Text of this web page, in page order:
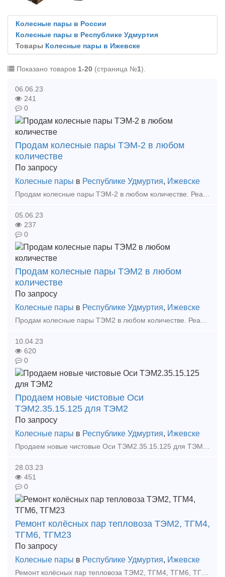
Колесные пары в России
Колесные пары в Республике Удмуртия
Товары Колесные пары в Ижевске
Показано товаров 1-20 (страница №1).
06.06.23
241
0
Продам колесные пары ТЭМ-2 в любом
количестве
По запросу
Колесные пары в Республике Удмуртия, Ижевске
Продам колесные пары ТЭМ-2 в любом количестве. Реализуем новые колесные пары, а также после заводского кап.ремонта. ЭК Факт, ООО, Ижевск, RU Иван, менеджер Тел: +7 (3412) 918-40
05.06.23
237
0
Продам колесные пары ТЭМ2 в любом
количестве
По запросу
Колесные пары в Республике Удмуртия, Ижевске
Продам колесные пары ТЭМ2 в любом количестве. Реализуем новые колесные пары, а также после заводского кап.ремонта. ЭК Факт, ООО, Ижевск, RU Иван, менеджер Тел: +7 (3412) 918-400
10.04.23
620
0
Продаем новые чистовые Оси
ТЭМ2.35.15.125 для ТЭМ2
По запросу
Колесные пары в Республике Удмуртия, Ижевске
Продаем новые чистовые Оси ТЭМ2.35.15.125 для ТЭМ2 Ось 2ТЭ116.30.55.132, 2ТЭ116.30.55.143 Колесные пары 2ТЭ116.30.55.011 и 2ТЭ116.30.55.008 Иван, менеджер Тел: +7 (3412) 918-40
28.03.23
451
0
Ремонт колёсных пар тепловоза ТЭМ2, ТГМ4,
ТГМ6, ТГМ23
По запросу
Колесные пары в Республике Удмуртия, Ижевске
Ремонт колёсных пар тепловоза ТЭМ2, ТГМ4, ТГМ6, ТГМ23 обыкновенное освидетельствование полное освидетельствование Иван, менеджер Тел: +7 (3412) 918-400 E-mail: info pkf-fakt